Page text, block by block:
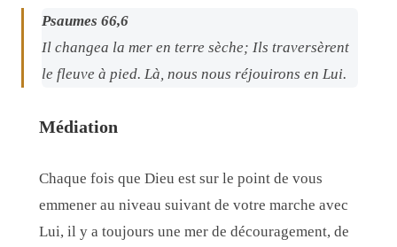
Psaumes 66,6
Il changea la mer en terre sèche; Ils traversèrent
le fleuve à pied. Là, nous nous réjouirons en Lui.
Médiation
Chaque fois que Dieu est sur le point de vous
emmener au niveau suivant de votre marche avec
Lui, il y a toujours une mer de découragement, de